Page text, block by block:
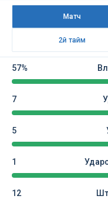
Матч
2й тайм
57%
7
5
1
12